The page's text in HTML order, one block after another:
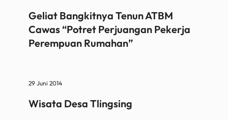
Geliat Bangkitnya Tenun ATBM
Cawas “Potret Perjuangan Pekerja
Perempuan Rumahan”
29 Juni 2014
Wisata Desa Tlingsing